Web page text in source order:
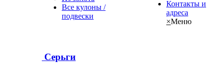
Все кулоны /
подвески
Серьги
Контакты и
адреса
×Меню